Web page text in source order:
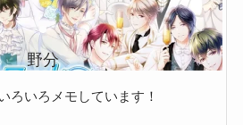
野分
ろいろメモしています！